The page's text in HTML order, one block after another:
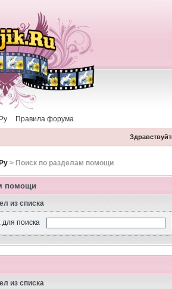
Правила форума
> Поиск по разделам помощи
помощи
из списка
для поиска
из списка